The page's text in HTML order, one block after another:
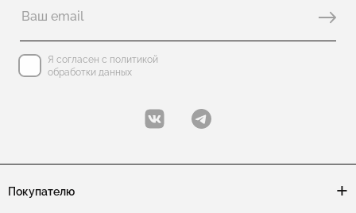
Я согласен с политикой
обработки данных
Покупателю